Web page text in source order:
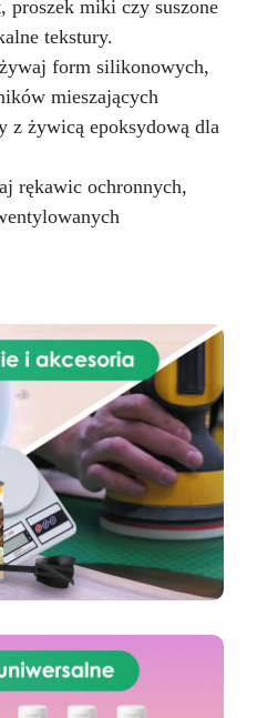
proszek miki czy suszone
tekstury.
form silikonowych,
mieszających
z żywicą epoksydową dla
rękawic ochronnych,